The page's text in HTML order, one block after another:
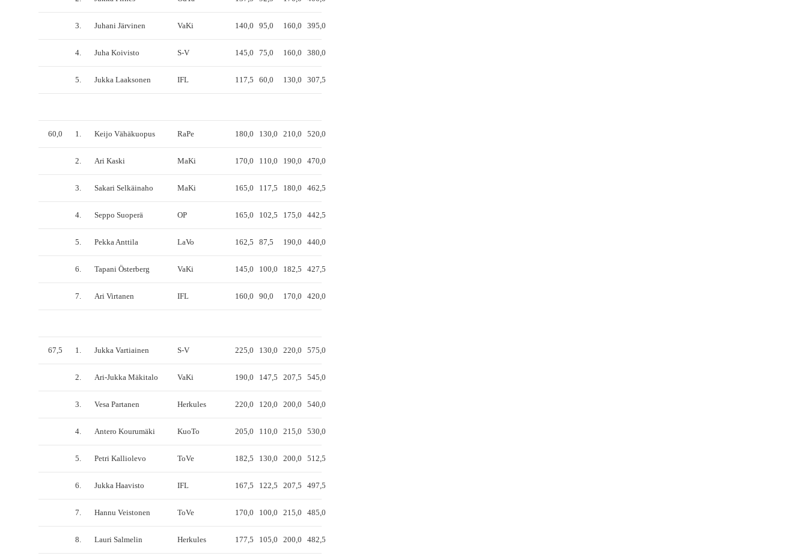
3. Juhani Järvinen VaKi 140,0 95,0 160,0 395,0
4. Juha Koivisto S-V 145,0 75,0 160,0 380,0
5. Jukka Laaksonen IFL 117,5 60,0 130,0 307,5
60,0 1. Keijo Vähäkuopus RaPe 180,0 130,0 210,0 520,0
2. Ari Kaski MaKi 170,0 110,0 190,0 470,0
3. Sakari Selkäinaho MaKi 165,0 117,5 180,0 462,5
4. Seppo Suoperä OP 165,0 102,5 175,0 442,5
5. Pekka Anttila LaVo 162,5 87,5 190,0 440,0
6. Tapani Österberg VaKi 145,0 100,0 182,5 427,5
7. Ari Virtanen IFL 160,0 90,0 170,0 420,0
67,5 1. Jukka Vartiainen S-V 225,0 130,0 220,0 575,0
2. Ari-Jukka Mäkitalo VaKi 190,0 147,5 207,5 545,0
3. Vesa Partanen Herkules 220,0 120,0 200,0 540,0
4. Antero Kourumäki KuoTo 205,0 110,0 215,0 530,0
5. Petri Kalliolevo ToVe 182,5 130,0 200,0 512,5
6. Jukka Haavisto IFL 167,5 122,5 207,5 497,5
7. Hannu Veistonen ToVe 170,0 100,0 215,0 485,0
8. Lauri Salmelin Herkules 177,5 105,0 200,0 482,5